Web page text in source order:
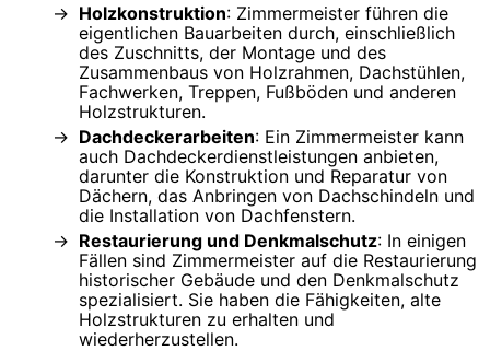
Holzkonstruktion: Zimmermeister führen die
eigentlichen Bauarbeiten durch, einschließlich
des Zuschnitts, der Montage und des
Zusammenbaus von Holzrahmen, Dachstühlen,
Fachwerken, Treppen, Fußböden und anderen
Holzstrukturen.
Dachdeckerarbeiten: Ein Zimmermeister kann
auch Dachdeckerdienstleistungen anbieten,
darunter die Konstruktion und Reparatur von
Dächern, das Anbringen von Dachschindeln und
die Installation von Dachfenstern.
Restaurierung und Denkmalschutz: In einigen
Fällen sind Zimmermeister auf die Restaurierung
historischer Gebäude und den Denkmalschutz
spezialisiert. Sie haben die Fähigkeiten, alte
Holzstrukturen zu erhalten und
wiederherzustellen.